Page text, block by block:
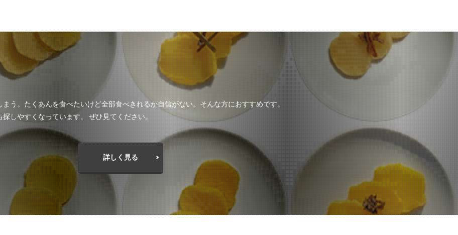
う。たくあんを食べたいけど全部食べきれるか自信がない。そんな方におすすめです。
しやすくなっています。 ぜひ見てください。
詳しく見る